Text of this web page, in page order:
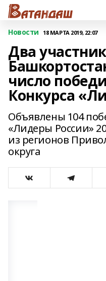
Новости 18 МАРТА 2019, 22:07
Два
число
Конкурса
Объявлены 104
«Лидеры России»
из регионов
округа